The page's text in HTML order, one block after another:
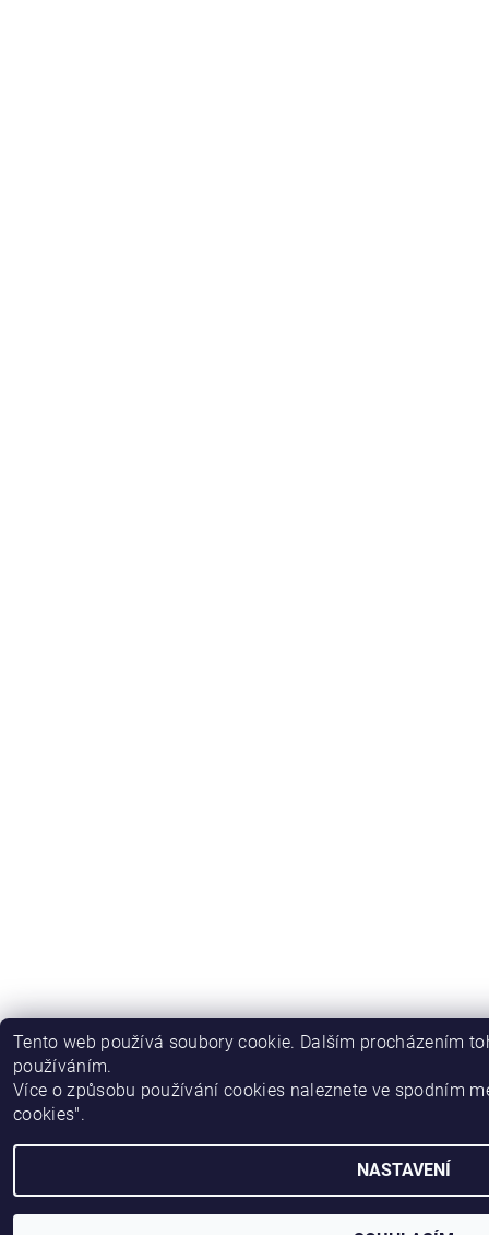
Tento web používá soubory cookie. Dalším procházením
používáním.
Více o způsobu používání cookies naleznete ve spodním
cookies".
NASTAVENÍ